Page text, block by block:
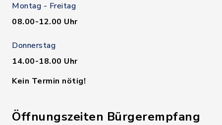
Montag - Freitag
08.00-12.00 Uhr
Donnerstag
14.00-18.00 Uhr
Kein Termin nötig!
Öffnungszeiten Bürgerempfang